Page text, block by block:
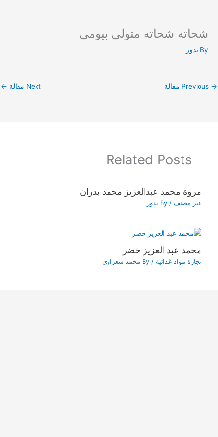
Skip
content
شحاته شحاته متولي بيومي
By بدور
→ Next مقالة ←
Related Posts
مروة محمد عبدالعزيز محمد بدران
غير مصنف / By بدور
محمد عبد العزيز خضر
تجارة مواد غذائية / By محمد شعراوي